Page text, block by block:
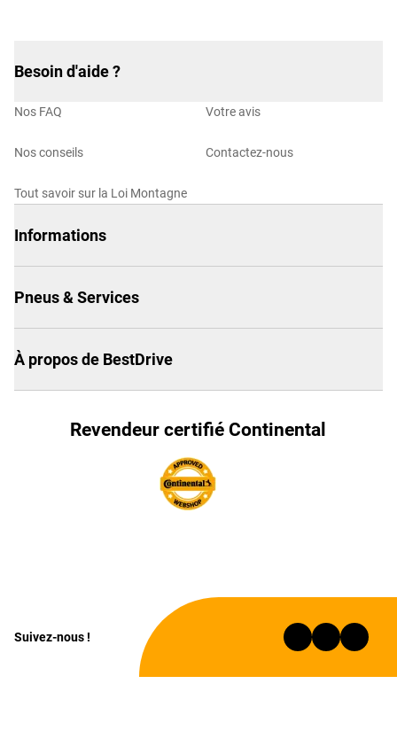
Besoin d'aide ?
Nos FAQ
Nos conseils
Tout savoir sur la Loi Montagne
Votre avis
Contactez-nous
Informations
Pneus & Services
À propos de BestDrive
Revendeur certifié Continental
Suivez-nous !